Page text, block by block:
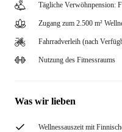
Tägliche Verwöhnpension:
Zugang zum 2.500 m²
Fahrradverleih (nach
Nutzung des Fitnessraums
Was wir lieben
Wellnessauszeit mit